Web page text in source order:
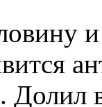
Долил